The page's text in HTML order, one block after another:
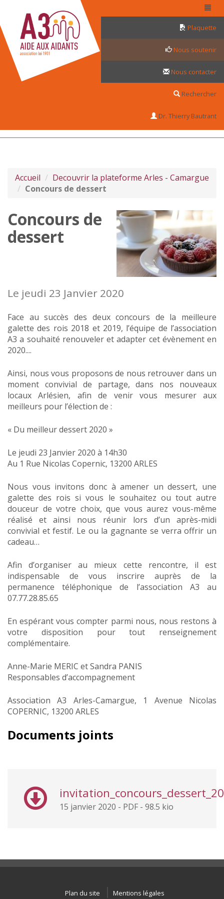
Plaquette
Nous soutenir
Nous contacter
Rechercher
Dr. Thierry Bautrant
Accueil
Decouvrir la plateforme Arles - Camargue
Concours de dessert
Concours de
dessert
Le jeudi 23 Janvier 2020
Face au succès des deux concours de la meilleure
galette des rois 2018 et 2019, l’équipe de l’association
A3 a souhaité renouveler et adapter cet évènement en
2020....
Ainsi, nous vous proposons de nous retrouver dans un
moment convivial de partage, dans nos nouveaux
locaux Arlésien, afin de venir vous mesurer aux
meilleurs pour l’élection de :
« Du meilleur dessert 2020 »
Le jeudi 23 Janvier 2020 à 14h30
Au 1 Rue Nicolas Copernic, 13200 ARLES
Nous vous invitons donc à amener un dessert, une
galette des rois si vous le souhaitez ou tout autre
douceur de votre choix, que vous aurez vous-même
réalisé et ainsi nous réunir lors d’un après-midi
convivial et festif. Le ou la gagnante se verra offrir un
cadeau…
Afin d’organiser au mieux cette rencontre, il est
indispensable de vous inscrire auprès de la
permanence téléphonique de l’association A3 au
07.77.28.85.65
En espérant vous compter parmi nous, nous restons à
votre disposition pour tout renseignement
complémentaire.
Anne-Marie MERIC et Sandra PANIS
Responsables d’accompagnement
Association A3 Arles-Camargue, 1 Avenue Nicolas
COPERNIC, 13200 ARLES
Documents joints
15 janvier 2020 - PDF - 98.5 kio
Plan du site Mentions légales
Panneau de gestion des cookies